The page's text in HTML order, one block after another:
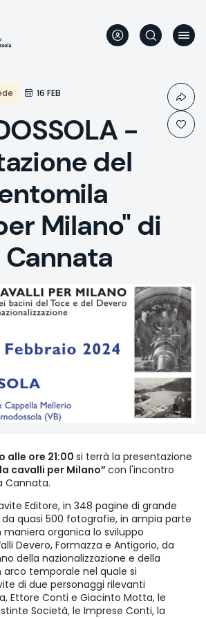
16 FEB
-
del
Milano" di
alle ore 21:00 si terrà la presentazione
cavalli per Milano” con l'incontro
Cannata.
Editore, in 348 pagine di grande
quasi 500 fotografie, in ampia parte
organica lo sviluppo
Devero, Formazza e Antigorio, da
della nazionalizzazione e della
arco temporale nel quale si
di due personaggi rilevanti
Ettore Conti e Giacinto Motta, le
Società, le Imprese Conti, la